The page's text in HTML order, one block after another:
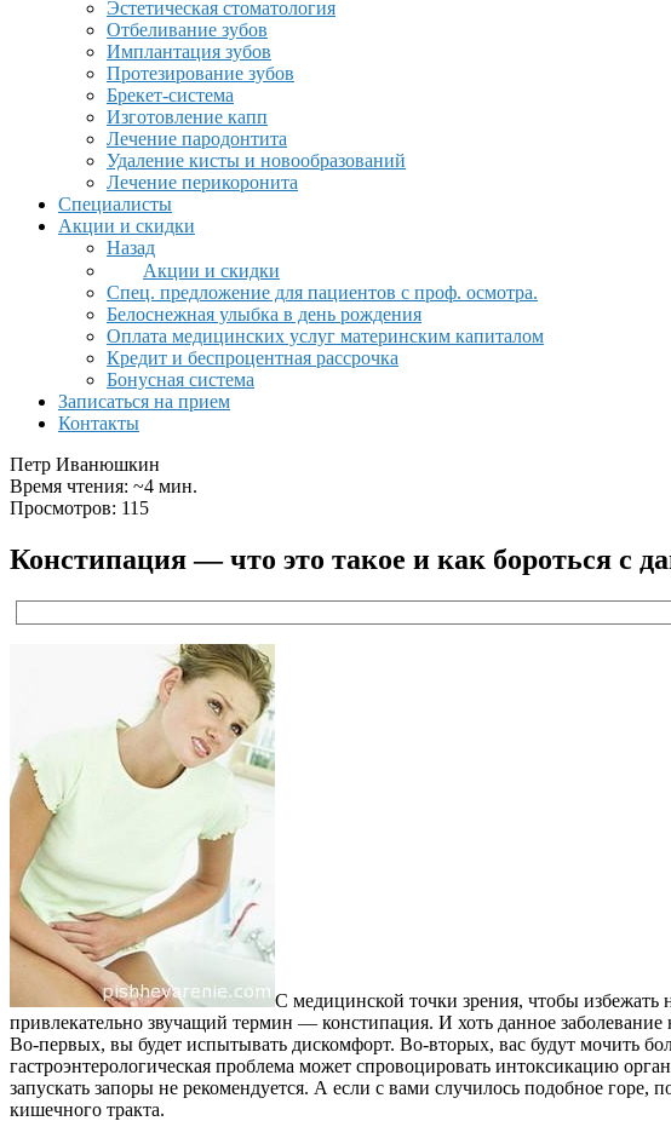
Эстетическая стоматология
Отбеливание зубов
Имплантация зубов
Протезирование зубов
Брекет-система
Изготовление капп
Лечение пародонтита
Удаление кисты и новообразований
Лечение перикоронита
Специалисты
Акции и скидки
Назад
Акции и скидки
Спец. предложение для пациентов с проф. осмотра.
Белоснежная улыбка в день рождения
Оплата медицинских услуг материнским капиталом
Кредит и беспроцентная рассрочка
Бонусная система
Записаться на прием
Контакты
Петр Иванюшкин
Время чтения: ~4 мин.
Просмотров: 115
Констипация — что это такое и как бороться с
С медицинской точки зрения, чтобы
привлекательно звучащий термин — констипация. И хоть данное
Во-первых, вы будет испытывать дискомфорт. Во-вторых, вас будут мочить
гастроэнтерологическая проблема может спровоцировать интоксикацию
запускать запоры не рекомендуется. А если с вами случилось подобное
кишечного тракта.